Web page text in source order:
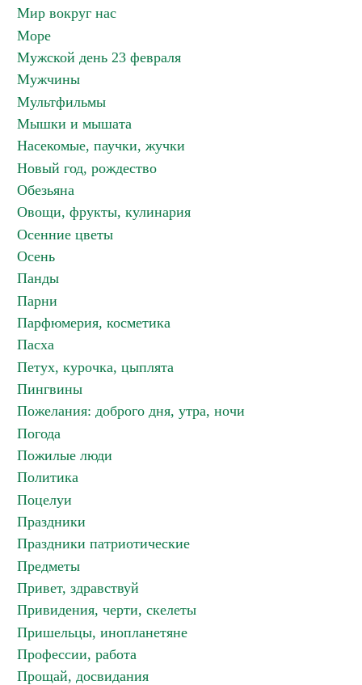
Мир вокруг нас
Море
Мужской день 23 февраля
Мужчины
Мультфильмы
Мышки и мышата
Насекомые, паучки, жучки
Новый год, рождество
Обезьяна
Овощи, фрукты, кулинария
Осенние цветы
Осень
Панды
Парни
Парфюмерия, косметика
Пасха
Петух, курочка, цыплята
Пингвины
Пожелания: доброго дня, утра, ночи
Погода
Пожилые люди
Политика
Поцелуи
Праздники
Праздники патриотические
Предметы
Привет, здравствуй
Привидения, черти, скелеты
Пришельцы, инопланетяне
Профессии, работа
Прощай, досвидания